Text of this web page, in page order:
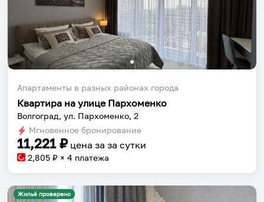
Апартаменты в разных районах города
Квартира на улице Пархоменко
Волгоград, ул. Пархоменко, 2
Мгновенное бронирование
11,221₽ цена за за сутки
2,805 ₽ × 4 платежа
Жильё проверено